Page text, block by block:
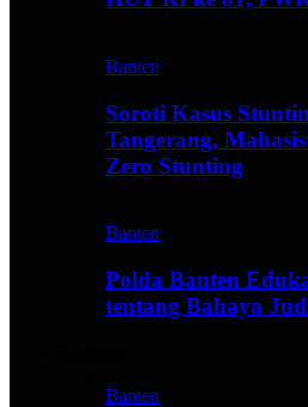
Banten
Soroti Kasus
Tangerang,
Zero Stunting
Banten
Polda Banten
tentang Bahaya
Banten